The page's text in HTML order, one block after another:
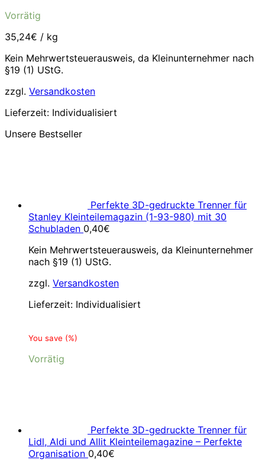
Vorrätig
35,24€ / kg
Kein Mehrwertsteuerausweis, da Kleinunternehmer nach
§19 (1) UStG.
zzgl. Versandkosten
Lieferzeit: Individualisiert
Unsere Bestseller
Perfekte 3D-gedruckte Trenner für
Stanley Kleinteilemagazin (1-93-980) mit 30
Schubladen 0,40€
Kein Mehrwertsteuerausweis, da Kleinunternehmer
nach §19 (1) UStG.
zzgl. Versandkosten
Lieferzeit: Individualisiert
You save (%)
Vorrätig
Perfekte 3D-gedruckte Trenner für
Lidl, Aldi und Allit Kleinteilemagazine – Perfekte
Organisation 0,40€